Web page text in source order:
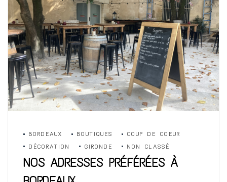
BORDEAUX BOUTIQUES
COUP DE COEUR
DÉCORATION
GIRONDE NON CLASSÉ
NOS ADRESSES PRÉFÉRÉES À